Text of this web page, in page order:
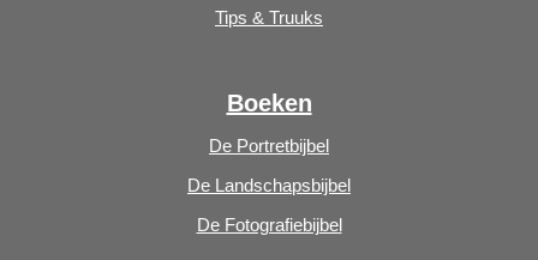
Tips & Truuks
Boeken
De Portretbijbel
De Landschapsbijbel
De Fotografiebijbel